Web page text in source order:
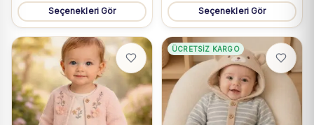
Seçenekleri Gör Seçenekleri Gör
ÜCRETSIZ KARGO